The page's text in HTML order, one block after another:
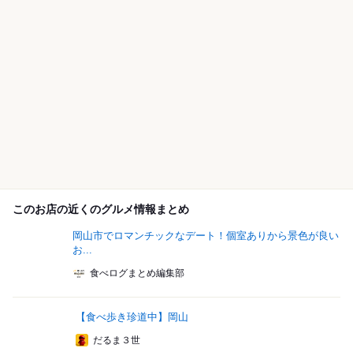
このお店の近くのグルメ情報まとめ
岡山市でロマンチックなデート！個室ありから景色が良い
お...
食べログまとめ編集部
【食べ歩き珍道中】岡山
だるま３世